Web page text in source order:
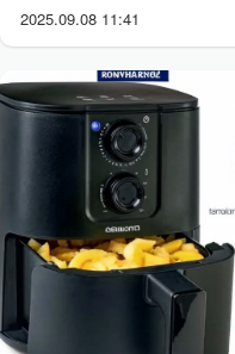
2025.09.08 11:41